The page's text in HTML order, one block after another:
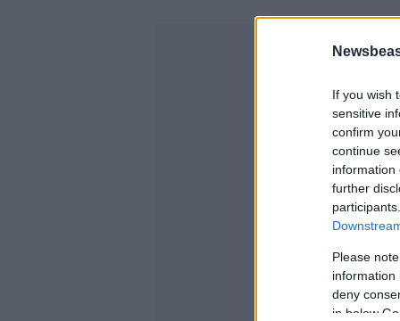
If you wish
sensitive
confirm
continue
information
further
Please
information
deny
in below